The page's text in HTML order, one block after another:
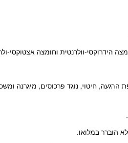
הרגעה, חיטוי, נוגד פרכוסים, מיגרנה
הוברר במלואו.